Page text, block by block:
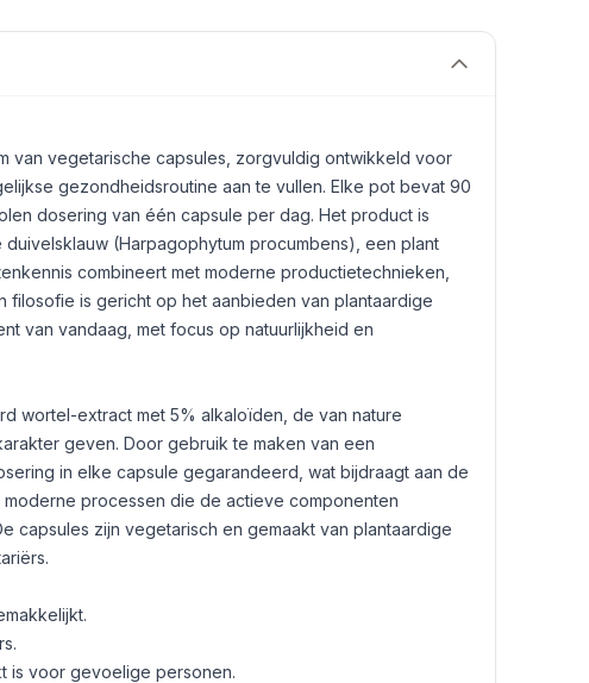
van vegetarische capsules, zorgvuldig ontwikkeld voor
gezondheidsroutine aan te vullen. Elke pot bevat 90
dosering van één capsule per dag. Het product is
(Harpagophytum procumbens), een plant
combineert met moderne productietechnieken,
filosofie is gericht op het aanbieden van plantaardige
van vandaag, met focus op natuurlijkheid en
wortel-extract met 5% alkaloïden, de van nature
geven. Door gebruik te maken van een
in elke capsule gegarandeerd, wat bijdraagt aan de
processen die de actieve componenten
capsules zijn vegetarisch en gemaakt van plantaardige
is voor gevoelige personen.